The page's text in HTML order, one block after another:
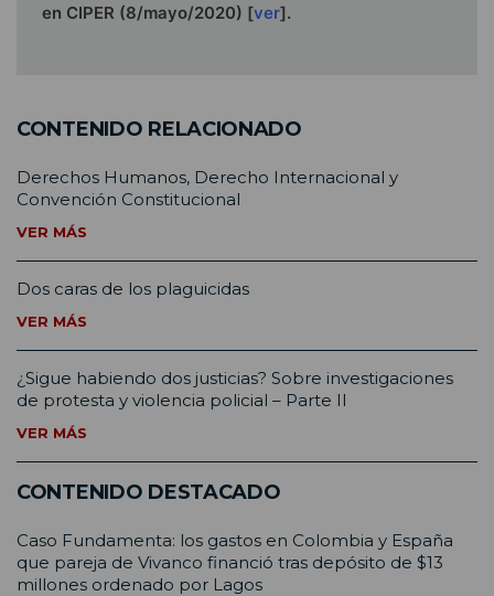
en CIPER (8/mayo/2020) [ver].
CONTENIDO RELACIONADO
Derechos Humanos, Derecho Internacional y
Convención Constitucional
VER MÁS
Dos caras de los plaguicidas
VER MÁS
¿Sigue habiendo dos justicias? Sobre investigaciones
de protesta y violencia policial – Parte II
VER MÁS
CONTENIDO DESTACADO
Caso Fundamenta: los gastos en Colombia y España
que pareja de Vivanco financió tras depósito de $13
millones ordenado por Lagos